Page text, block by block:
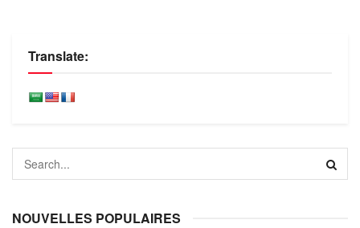
Translate:
NOUVELLES POPULAIRES